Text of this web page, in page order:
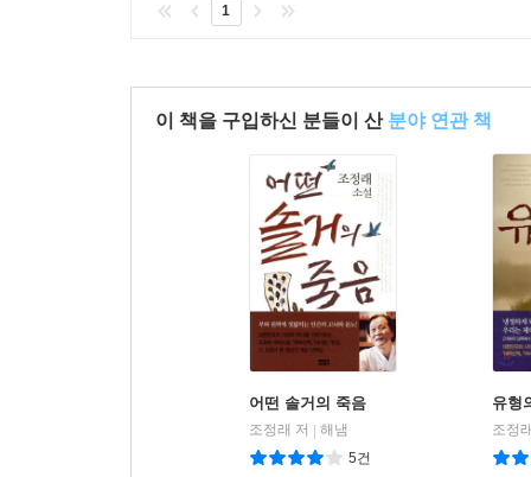
1
이 책을 구입하신 분들이 산 분야 연관 책
어떤 솔거의 죽음
조정래 저
해냄
5건
유형
조정